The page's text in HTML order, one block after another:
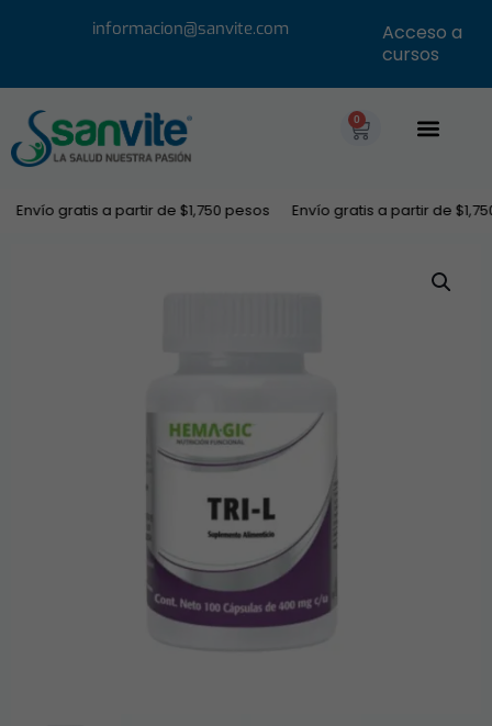
informacion@sanvite.com
Acceso a
cursos
0
Envío gratis a partir de $1,750 pesos Envío gratis a partir de $1,750